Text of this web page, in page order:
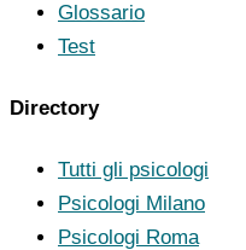
Glossario
Test
Directory
Tutti gli psicologi
Psicologi Milano
Psicologi Roma